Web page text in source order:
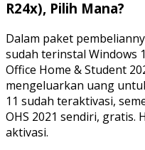
R24x), Pilih Mana?
Dalam paket
sudah terinstal Windows
Office Home & Student
mengeluarkan uang
11 sudah teraktivasi,
OHS 2021 sendiri, gratis.
aktivasi.